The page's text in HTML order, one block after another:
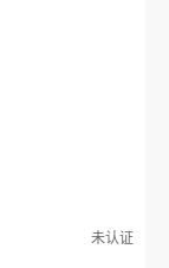
未认证